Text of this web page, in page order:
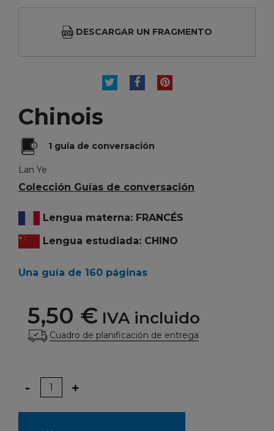
DESCARGAR UN FRAGMENTO
TUITEARCOMPARTIR
PINTEREST
Chinois
1 guía de conversación
Lan Ye
Colección Guías de conversación
Lengua materna: FRANCÉS
Lengua estudiada: CHINO
Una guía de 160 páginas
5,50 € IVA incluido
Cuadro de planificación de entrega
Cantidad
- +